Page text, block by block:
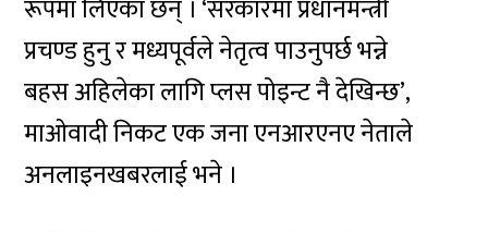
रूपमा लिएका छन् । ‘सरकारमा प्रधानमन्त्री
प्रचण्ड हुनु र मध्यपूर्वले नेतृत्व पाउनुपर्छ भन्ने
बहस अहिलेका लागि प्लस पोइन्ट नै देखिन्छ’,
माओवादी निकट एक जना एनआरएनए नेताले
अनलाइनखबरलाई भने ।